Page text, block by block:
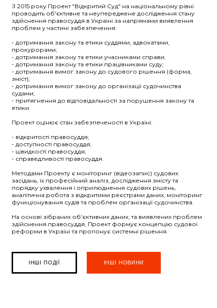
З 2015 року Проект "Відкритий Суд" на національному рівні
проводить об'єктивне та неупереджене дослідження стану
здійснення правосуддя в Україні за напрямами виявлення
проблем у частині забезпечення:
- дотримання закону та етики суддями, адвокатами,
прокурорами;
- дотримання закону та етики учасниками справи;
- дотримання закону та етики працівниками суду;
- дотримання вимог закону до судового рішення (форма,
зміст);
- дотримання вимог закону до організації судочинства
судами;
- притягнення до відповідальності за порушення закону та
етики.
Проект оцінює стан забезпеченості в Україні:
- відкритості правосуддя;
- доступності правосуддя;
- швидкості правосуддя;
- справедливості правосуддя.
Методами Проекту є моніторинг (відеозапис) судових
засідань, їх професійний аналіз, дослідження змісту та
порядку ухвалення і оприлюднення судових рішень,
аналітична робота з відкритими реєстрами даних, моніторинг
функціонування судів та проблем організації судочинства.
На основі зібраних об'єктивних даних, та виявлених проблем
здійснення правосуддя, Проект формує концепцію судової
реформи в Україні та пропонує системні рішення.
ІНШІ ПОДІЇ ІНШІ НОВИНИ